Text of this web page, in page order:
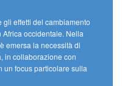
gli effetti del cambiamento
occidentale. Nella
emersa la necessità di
in collaborazione con
un focus particolare sulla